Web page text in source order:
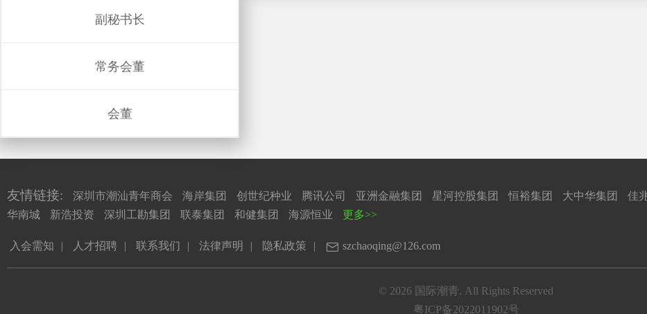
副秘书长
常务会董
会董
友情链接: 深圳市潮汕青年商会 海岸集团 创世纪种业 腾讯公司 亚洲金融集团 星河控股集团 恒裕集团 大中华集团 佳
华南城
新浩投资 深圳工勘集团 联泰集团 和健集团 海源恒业 更多>>
入会需知 | 人才招聘 | 联系我们 | 法律声明 | 隐私政策 |  szchaoqing@126.com
© 2026 国际潮青. All Rights Reserved
粤ICP备2022011902号